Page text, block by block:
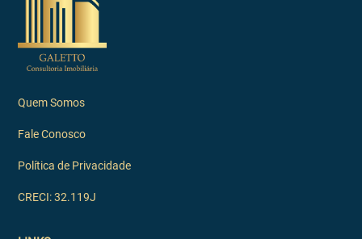
Quem Somos
Fale Conosco
Política de Privacidade
CRECI: 32.119J